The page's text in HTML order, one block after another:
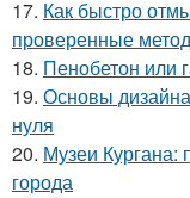
17. Как быстро
проверенные
18. Пенобетон или
19. Основы
нуля
20. Музеи Кургана:
города